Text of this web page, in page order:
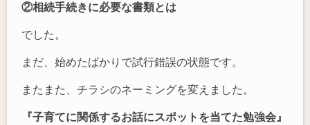
②相続手続きに必要な書類とは
でした。
まだ、始めたばかりで試行錯誤の状態です。
またまた、チラシのネーミングを変えました。
『子育てに関係するお話にスポットを当てた勉強会』